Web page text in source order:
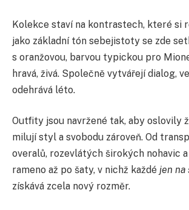
Kolekce staví na kontrastech, které si
jako základní tón sebejistoty se zde
s oranžovou, barvou typickou pro
hravá, živá. Společně vytvářejí dialog,
odehrává léto.
Outfity jsou navržené tak, aby oslovily
milují styl a svobodu zároveň. Od
overalů, rozevlátých širokých nohavic
rameno až po šaty, v nichž každé jen na
získává zcela nový rozměr.